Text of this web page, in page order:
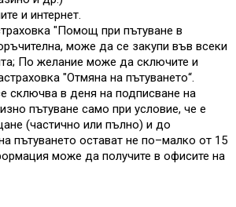
и интернет.
"Помощ при пътуване в
може да се закупи във всеки
По желание може да сключите и
"Отмяна на пътуването“.
сключва в деня на подписване на
пътуване само при условие, че е
(частично или пълно) и до
пътуването остават не по–малко от 15
може да получите в офисите на